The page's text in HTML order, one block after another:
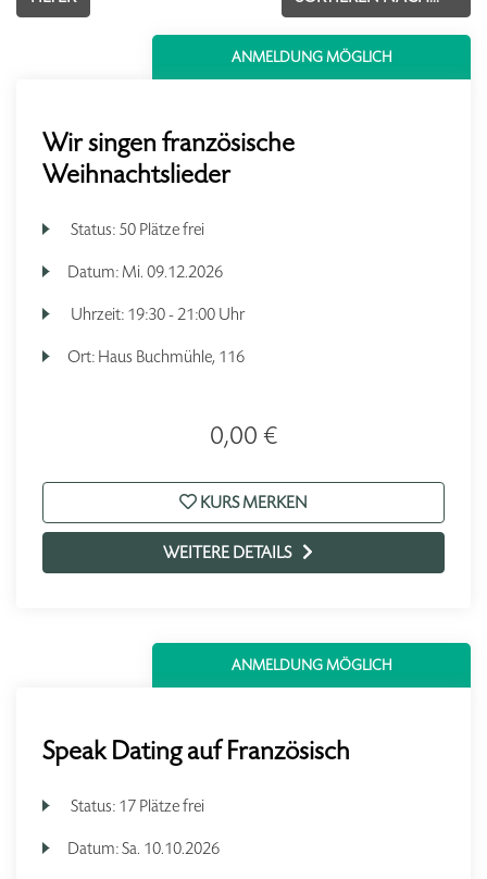
ANMELDUNG MÖGLICH
Wir singen französische
Weihnachtslieder
Status: 50 Plätze frei
Datum: Mi. 09.12.2026
Uhrzeit: 19:30 - 21:00 Uhr
Ort: Haus Buchmühle, 116
0,00 €
KURS MERKEN
WEITERE DETAILS
ANMELDUNG MÖGLICH
Speak Dating auf Französisch
Status: 17 Plätze frei
Datum:Sa. 10.10.2026